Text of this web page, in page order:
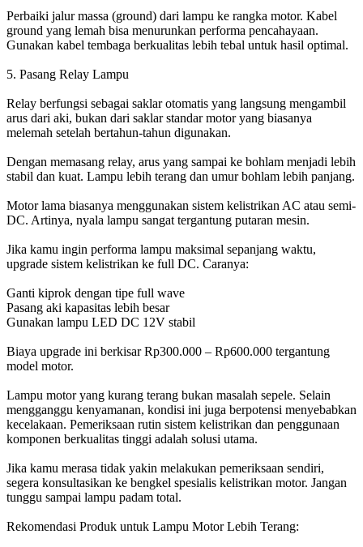
Perbaiki jalur massa (ground) dari lampu ke rangka motor. Kabel
ground yang lemah bisa menurunkan performa pencahayaan.
Gunakan kabel tembaga berkualitas lebih tebal untuk hasil optimal.
5. Pasang Relay Lampu
Relay berfungsi sebagai saklar otomatis yang langsung mengambil
arus dari aki, bukan dari saklar standar motor yang biasanya
melemah setelah bertahun-tahun digunakan.
Dengan memasang relay, arus yang sampai ke bohlam menjadi lebih
stabil dan kuat. Lampu lebih terang dan umur bohlam lebih panjang.
Motor lama biasanya menggunakan sistem kelistrikan AC atau semi-
DC. Artinya, nyala lampu sangat tergantung putaran mesin.
Jika kamu ingin performa lampu maksimal sepanjang waktu,
upgrade sistem kelistrikan ke full DC. Caranya:
Ganti kiprok dengan tipe full wave
Pasang aki kapasitas lebih besar
Gunakan lampu LED DC 12V stabil
Biaya upgrade ini berkisar Rp300.000 – Rp600.000 tergantung
model motor.
Lampu motor yang kurang terang bukan masalah sepele. Selain
mengganggu kenyamanan, kondisi ini juga berpotensi menyebabkan
kecelakaan. Pemeriksaan rutin sistem kelistrikan dan penggunaan
komponen berkualitas tinggi adalah solusi utama.
Jika kamu merasa tidak yakin melakukan pemeriksaan sendiri,
segera konsultasikan ke bengkel spesialis kelistrikan motor. Jangan
tunggu sampai lampu padam total.
Rekomendasi Produk untuk Lampu Motor Lebih Terang: